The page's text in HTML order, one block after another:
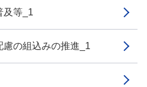
等_1
の組込みの推進_1